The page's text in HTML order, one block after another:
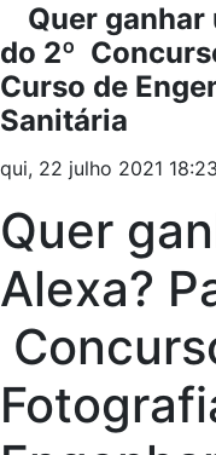
Quer
do 2º
Curso de
Sanitária
qui, 22 julho 2021 18:23
Quer
Alexa?